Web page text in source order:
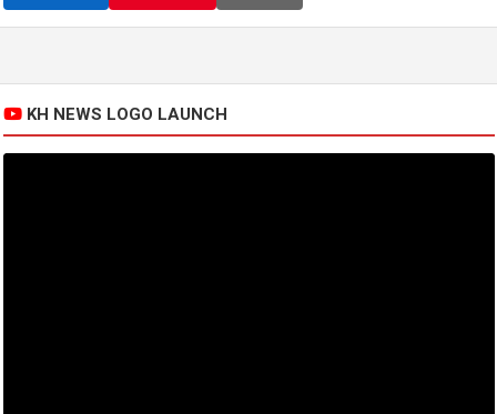
KH NEWS LOGO LAUNCH